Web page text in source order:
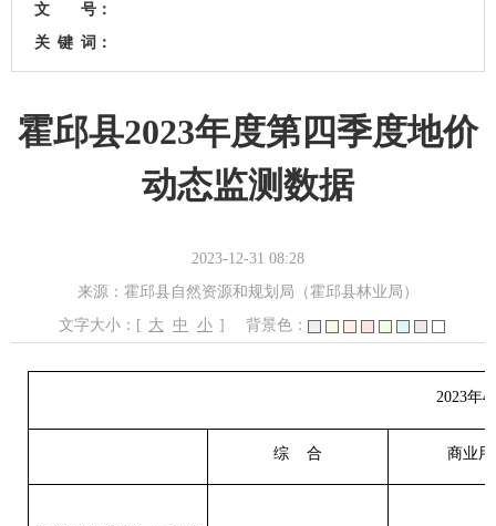
文 号：
关 键 词：
霍邱县2023年度第四季度地价
动态监测数据
2023-12-31 08:28
来源：霍邱县自然资源和规划局（霍邱县林业局）
文字大小：[ 大 中 小 ] 背景色：
2023年4
综 合 商业